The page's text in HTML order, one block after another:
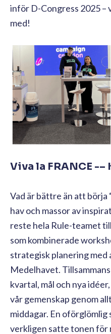
inför D-Congress 2025 –
med!
Viva la FRANCE -
Vad är bättre än att börja
hav och massor av
reste hela Rule-teamet
som kombinerade
strategisk planering med
Medelhavet.
kvartal, mål och nya
vår gemenskap genom
middagar. En
verkligen satte tonen för